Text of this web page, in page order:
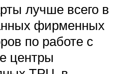
лучше всего в
фирменных
по работе с
центры